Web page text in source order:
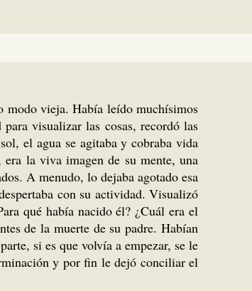
modo vieja. Había leído muchísimos
visualizar las cosas, recordó las
el agua se agitaba y cobraba vida
la viva imagen de su mente, una
A menudo, lo dejaba agotado esa
con su actividad. Visualizó
qué había nacido él? ¿Cuál era el
de la muerte de su padre. Habían
si es que volvía a empezar, se le
y por fin le dejó conciliar el